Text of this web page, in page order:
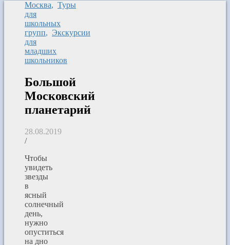
Москва, Туры
для
школьных
групп, Экскурсии
для
младших
школьников
Большой
Московский
планетарий
28.08.2019
/
Чтобы
увидеть
звезды
в
ясный
солнечный
день,
нужно
опуститься
на дно